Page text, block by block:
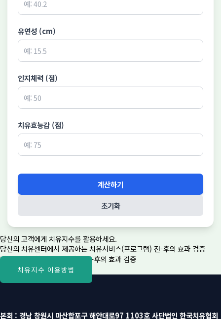
유연성 (cm)
인지체력 (점)
치유효능감 (점)
계산하기
초기화
당신의 고객에게 치유지수를 활용하세요.
당신의 치유센터에서 제공하는 치유서비스(프로그램) 전-후의 효과 검증
당신이 개발한 치유제품 사용 전-후의 효과 검증
치유지수 이용방법
본회 : 경남 창원시 마산합포구 해안대로97 1103호 사단법인 한국치유협회